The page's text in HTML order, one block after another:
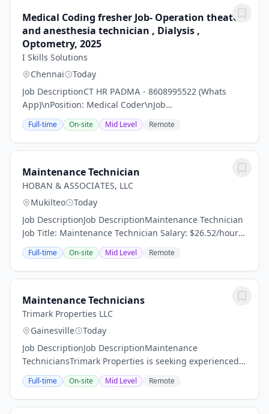
Medical Coding fresher Job- Operation theater
and anesthesia technician , Dialysis ,
Optometry, 2025
I Skills Solutions
Chennai
Today
Job DescriptionCT HR PADMA - 8608995522 (Whats
App)\nPosition: Medical Coder\nJob
Description:\nMedical Coding is the process of
conversion of text information related to healthcare
services into...
Full-time On-site Mid Level Remote
Maintenance Technician
HOBAN & ASSOCIATES, LLC
Mukilteo
Today
Job DescriptionJob DescriptionMaintenance Technician
Job Title: Maintenance Technician Salary: $26.52/hour
Schedule: Full-TimeCARVEL HARBOUR POINTE –
MUKILTEO, WA Visit us: Apartments in Mukilteo, WA...
Full-time On-site Mid Level Remote
Maintenance Technicians
Trimark Properties LLC
Gainesville
Today
Job DescriptionJob DescriptionMaintenance
TechniciansTrimark Properties is seeking experienced
Maintenance Technicians! We are a great company,
seeking great team members to join our talented and...
Full-time On-site Mid Level Remote